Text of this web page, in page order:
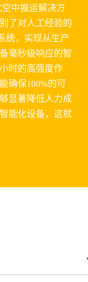
中搬运解决方
了对人工经验的
统，实现从生产
毫秒级响应的智
时的高强度作
确保100%的可
显著降低人力成
能化设备，这就